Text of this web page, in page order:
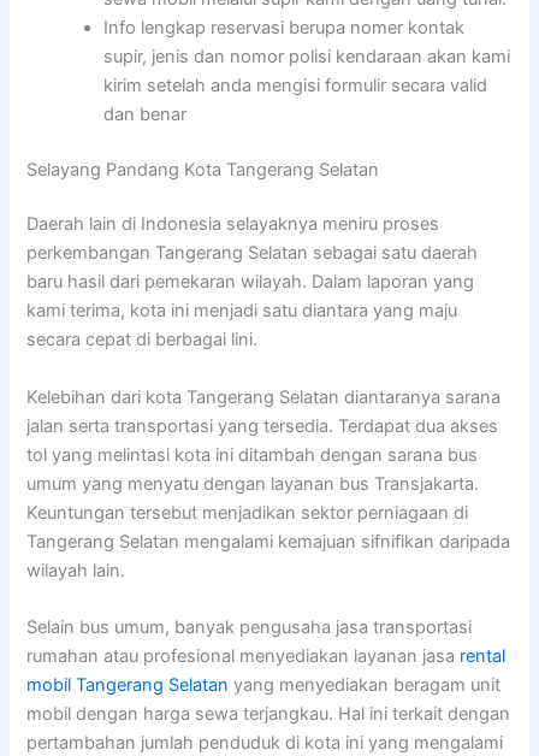
Info lengkap reservasi berupa nomer kontak
supir, jenis dan nomor polisi kendaraan akan kami
kirim setelah anda mengisi formulir secara valid
dan benar
Selayang Pandang Kota Tangerang Selatan
Daerah lain di Indonesia selayaknya meniru proses
perkembangan Tangerang Selatan sebagai satu daerah
baru hasil dari pemekaran wilayah. Dalam laporan yang
kami terima, kota ini menjadi satu diantara yang maju
secara cepat di berbagai lini.
Kelebihan dari kota Tangerang Selatan diantaranya sarana
jalan serta transportasi yang tersedia. Terdapat dua akses
tol yang melintasi kota ini ditambah dengan sarana bus
umum yang menyatu dengan layanan bus Transjakarta.
Keuntungan tersebut menjadikan sektor perniagaan di
Tangerang Selatan mengalami kemajuan sifnifikan daripada
wilayah lain.
Selain bus umum, banyak pengusaha jasa transportasi
rumahan atau profesional menyediakan layanan jasa rental
mobil Tangerang Selatan yang menyediakan beragam unit
mobil dengan harga sewa terjangkau. Hal ini terkait dengan
pertambahan jumlah penduduk di kota ini yang mengalami